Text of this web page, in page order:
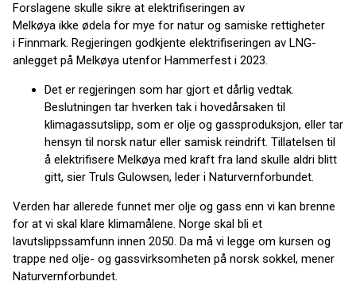
Forslagene skulle sikre at elektrifiseringen av
Melkøya ikke ødela for mye for natur og samiske rettigheter
i Finnmark. Regjeringen godkjente elektrifiseringen av LNG-
anlegget på Melkøya utenfor Hammerfest i 2023.
Det er regjeringen som har gjort et dårlig vedtak.
Beslutningen tar hverken tak i hovedårsaken til
klimagassutslipp, som er olje og gassproduksjon, eller tar
hensyn til norsk natur eller samisk reindrift. Tillatelsen til
å elektrifisere Melkøya med kraft fra land skulle aldri blitt
gitt, sier Truls Gulowsen, leder i Naturvernforbundet.
Verden har allerede funnet mer olje og gass enn vi kan brenne
for at vi skal klare klimamålene. Norge skal bli et
lavutslippssamfunn innen 2050. Da må vi legge om kursen og
trappe ned olje- og gassvirksomheten på norsk sokkel, mener
Naturvernforbundet.